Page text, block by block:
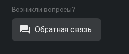
Возникли вопросы?
Обратная связь